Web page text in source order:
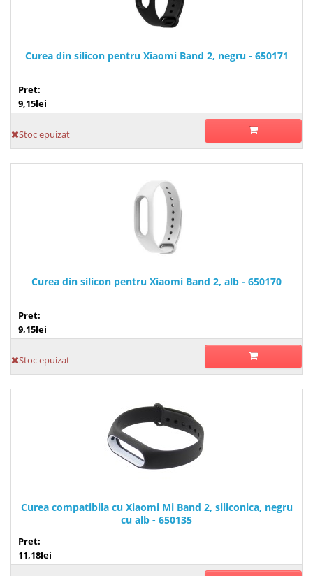
Curea din silicon pentru Xiaomi Band 2, negru - 650171
Pret:
9,15lei
Stoc epuizat
Curea din silicon pentru Xiaomi Band 2, alb - 650170
Pret:
9,15lei
Stoc epuizat
Curea compatibila cu Xiaomi Mi Band 2, siliconica, negru
cu alb - 650135
Pret:
11,18lei